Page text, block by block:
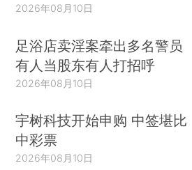
2026年08月10日
足浴店卖淫案牵出多名警员
有人当股东有人打招呼
2026年08月10日
宇树科技开始申购 中签堪比
中彩票
2026年08月10日